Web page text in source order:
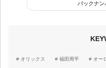
バックナン
オリックス 福田周平 オー